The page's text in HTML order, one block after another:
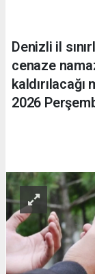
Denizli il
cenaze
2026